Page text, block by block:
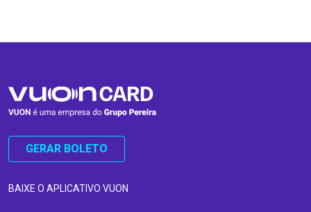
GERAR BOLETO
BAIXE O APLICATIVO VUON